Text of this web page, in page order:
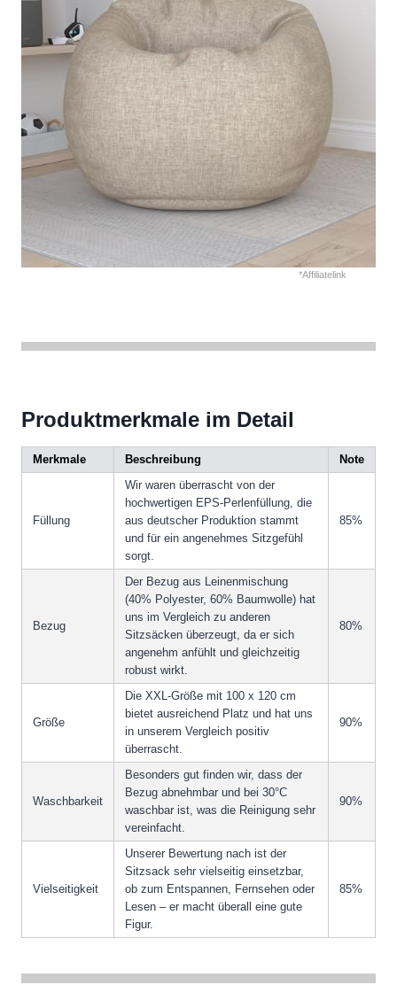
*Affiliatelink
Produktmerkmale im Detail
Merkmale Beschreibung Note
Füllung
Wir waren überrascht von der
hochwertigen EPS-Perlenfüllung, die
aus deutscher Produktion stammt
und für ein angenehmes Sitzgefühl
sorgt.
85%
Bezug
Der Bezug aus Leinenmischung
(40% Polyester, 60% Baumwolle) hat
uns im Vergleich zu anderen
Sitzsäcken überzeugt, da er sich
angenehm anfühlt und gleichzeitig
robust wirkt.
80%
Größe
Die XXL-Größe mit 100 x 120 cm
bietet ausreichend Platz und hat uns
in unserem Vergleich positiv
überrascht.
90%
Waschbarkeit
Besonders gut finden wir, dass der
Bezug abnehmbar und bei 30°C
waschbar ist, was die Reinigung sehr
vereinfacht.
90%
Vielseitigkeit
Unserer Bewertung nach ist der
Sitzsack sehr vielseitig einsetzbar,
ob zum Entspannen, Fernsehen oder
Lesen – er macht überall eine gute
Figur.
85%